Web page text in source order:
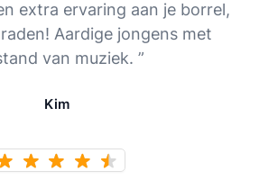
extra ervaring aan je borrel,
Aardige jongens met
van muziek. ”
Kim